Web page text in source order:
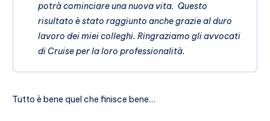
potrà cominciare una nuova vita. Questo
risultato è stato raggiunto anche grazie al duro
lavoro dei miei colleghi. Ringraziamo gli avvocati
di Cruise per la loro professionalità.
Tutto è bene quel che finisce bene…